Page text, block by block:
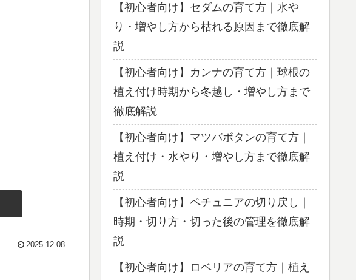
2025.12.08
【初心者向け】セダムの育て方｜水や
り・増やし方から枯れる原因まで徹底解
説
【初心者向け】カンナの育て方｜球根の
植え付け時期から冬越し・増やし方まで
徹底解説
【初心者向け】マツバボタンの育て方｜
植え付け・水やり・増やし方まで徹底解
説
【初心者向け】ペチュニアの切り戻し｜
時期・切り方・切った後の管理を徹底解
説
【初心者向け】ロベリアの育て方｜植え